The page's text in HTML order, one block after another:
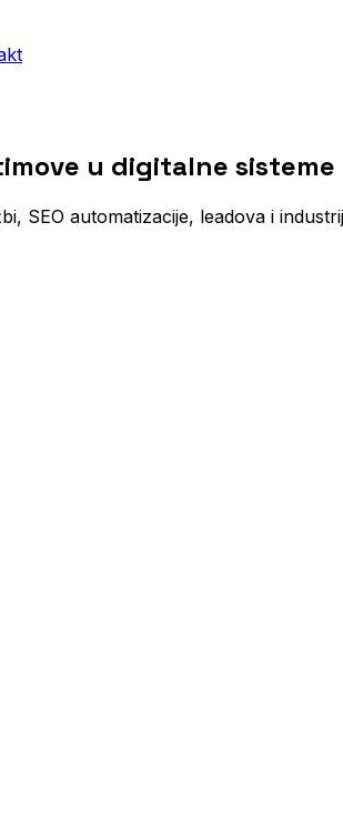
u digitalne sisteme
SEO automatizacije, leadova i